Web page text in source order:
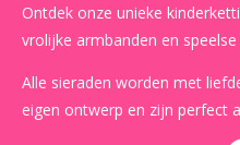
Ontdek onze unieke
vrolijke armbanden en
Alle sieraden worden met
eigen ontwerp en zijn perfect